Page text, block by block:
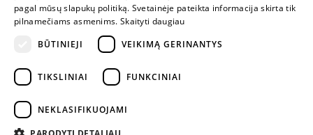
ELEKTRONINĖ
PARDUOTUVĖ
ŽAISTI
+370 600 84088
pagal mūsų slapukų politiką. Svetainėje pateikta informacija skirta tik
pilnamečiams asmenims. Skaityti daugiau
BŪTINIEJI
VEIKIMĄ GERINANTYS
TIKSLINIAI FUNKCINIAI
NEKLASIFIKUOJAMI